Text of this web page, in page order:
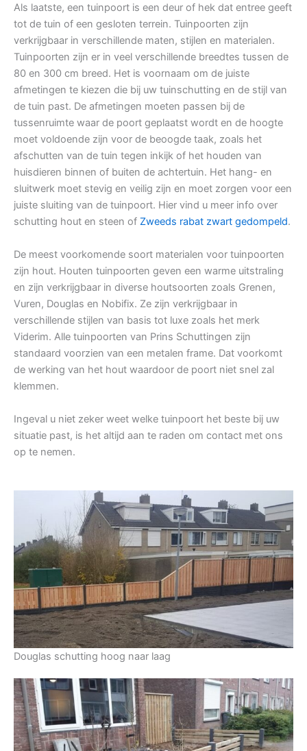
Als laatste, een tuinpoort is een deur of hek dat entree geeft
tot de tuin of een gesloten terrein. Tuinpoorten zijn
verkrijgbaar in verschillende maten, stijlen en materialen.
Tuinpoorten zijn er in veel verschillende breedtes tussen de
80 en 300 cm breed. Het is voornaam om de juiste
afmetingen te kiezen die bij uw tuinschutting en de stijl van
de tuin past. De afmetingen moeten passen bij de
tussenruimte waar de poort geplaatst wordt en de hoogte
moet voldoende zijn voor de beoogde taak, zoals het
afschutten van de tuin tegen inkijk of het houden van
huisdieren binnen of buiten de achtertuin. Het hang- en
sluitwerk moet stevig en veilig zijn en moet zorgen voor een
juiste sluiting van de tuinpoort. Hier vind u meer info over
schutting hout en steen of Zweeds rabat zwart gedompeld.
De meest voorkomende soort materialen voor tuinpoorten
zijn hout. Houten tuinpoorten geven een warme uitstraling
en zijn verkrijgbaar in diverse houtsoorten zoals Grenen,
Vuren, Douglas en Nobifix. Ze zijn verkrijgbaar in
verschillende stijlen van basis tot luxe zoals het merk
Viderim. Alle tuinpoorten van Prins Schuttingen zijn
standaard voorzien van een metalen frame. Dat voorkomt
de werking van het hout waardoor de poort niet snel zal
klemmen.
Ingeval u niet zeker weet welke tuinpoort het beste bij uw
situatie past, is het altijd aan te raden om contact met ons
op te nemen.
Douglas schutting hoog naar laag